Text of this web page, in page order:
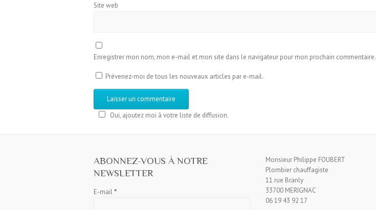
Site web
Enregistrer mon nom, mon e-mail et mon site dans le navigateur pour mon prochain commentaire.
Prévenez-moi de tous les nouveaux articles par e-mail.
Oui, ajoutez moi à votre liste de diffusion.
ABONNEZ-VOUS À NOTRE
NEWSLETTER
E-mail*
Monsieur Philippe FOUBERT
Plombier chauffagiste
11 rue Branly
33700 MERIGNAC
06 19 43 92 17